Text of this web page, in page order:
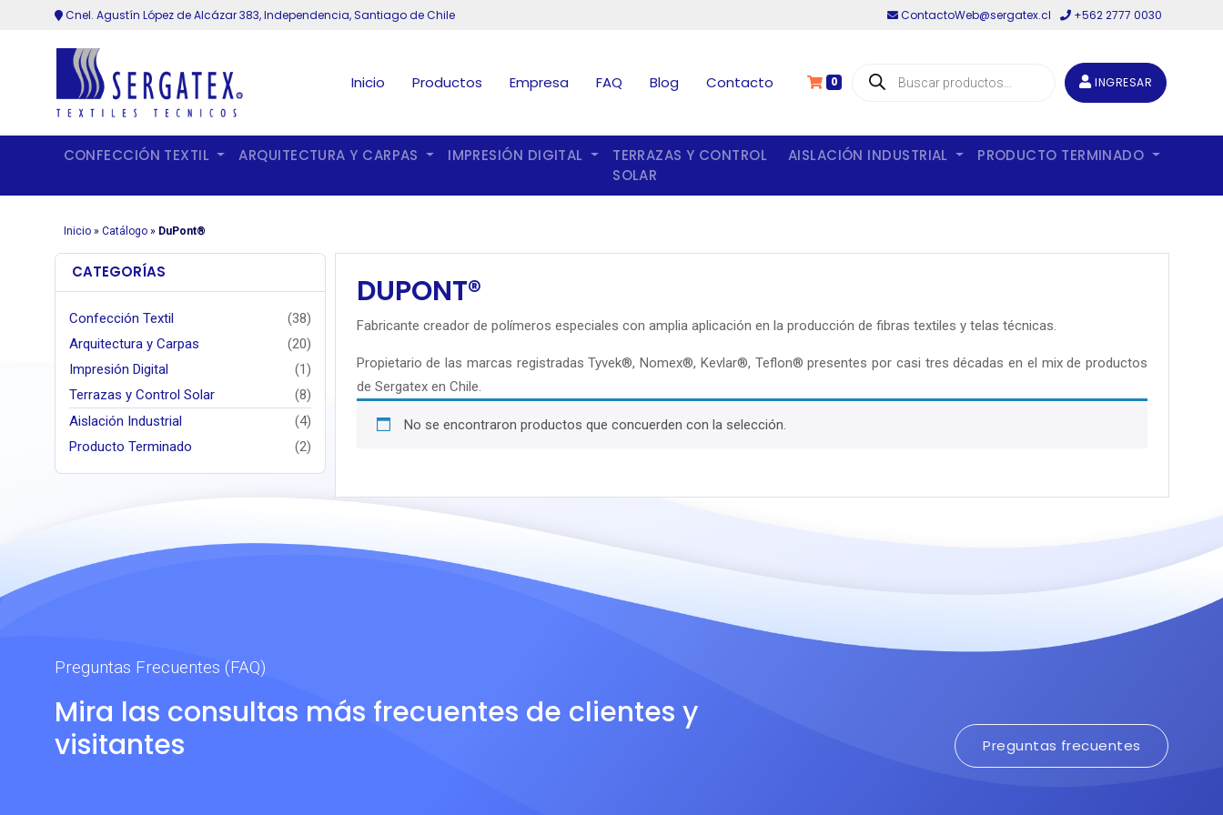
Cnel. Agustín López de Alcázar 383, Independencia, Santiago de Chile ContactoWeb@sergatex.cl +562 2777 0030
Inicio Productos Empresa FAQ Blog Contacto 0
Búsqueda
de INGRESAR
CONFECCIÓN TEXTIL ARQUITECTURA Y CARPAS IMPRESIÓN DIGITAL
TERRAZAS Y CONTROL
SOLAR
AISLACIÓN INDUSTRIAL PRODUCTO TERMINADO
Inicio» Catálogo» DuPont®
CATEGORÍAS
Confección Textil
(38)
Arquitectura y Carpas
(20)
Impresión Digital
(1)
Terrazas y Control Solar
(8)
Aislación Industrial
(4)
Producto Terminado
(2)
DUPONT®
Fabricante creador de polímeros especiales con amplia aplicación en la producción de fibras textiles y telas técnicas.
Propietario de las marcas registradas Tyvek®, Nomex®, Kevlar®, Teflon® presentes por casi tres décadas en el mix de productos
de Sergatex en Chile.
No se encontraron productos que concuerden con la selección.
Preguntas Frecuentes (FAQ)
Mira las consultas más frecuentes de clientes y
visitantes
Preguntas frecuentes